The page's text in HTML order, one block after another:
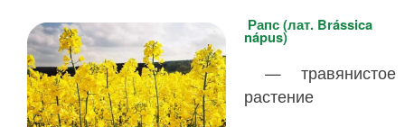
Рапс (лат. Brássica
nápus)
— травянистое
растение